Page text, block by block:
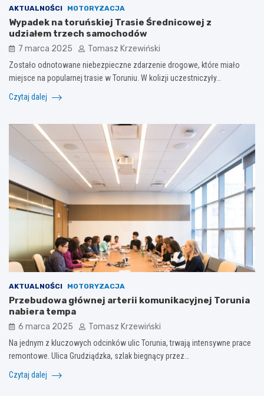
AKTUALNOŚCI MOTORYZACJA
Wypadek na toruńskiej Trasie Średnicowej z
udziałem trzech samochodów
7 marca 2025 Tomasz Krzewiński
Zostało odnotowane niebezpieczne zdarzenie drogowe, które miało
miejsce na popularnej trasie w Toruniu. W kolizji uczestniczyły…
Czytaj dalej
AKTUALNOŚCI MOTORYZACJA
Przebudowa głównej arterii komunikacyjnej Torunia
nabiera tempa
6 marca 2025 Tomasz Krzewiński
Na jednym z kluczowych odcinków ulic Torunia, trwają intensywne prace
remontowe. Ulica Grudziądzka, szlak biegnący przez…
Czytaj dalej